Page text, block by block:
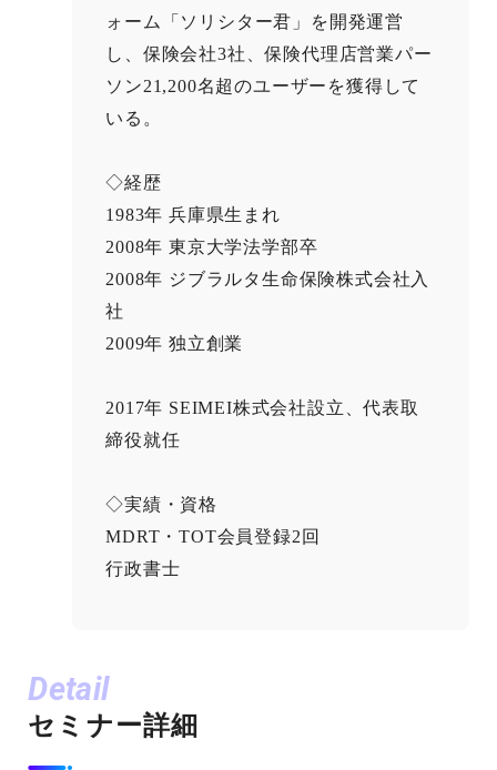
ォーム「ソリシター君」を開発運営
し、保険会社3社、保険代理店営業パー
ソン21,200名超のユーザーを獲得して
いる。
◇経歴
1983年 兵庫県生まれ
2008年 東京大学法学部卒
2008年 ジブラルタ生命保険株式会社入
社
2009年 独立創業
2017年 SEIMEI株式会社設立、代表取
締役就任
◇実績・資格
MDRT・TOT会員登録2回
行政書士
Detail
セミナー詳細